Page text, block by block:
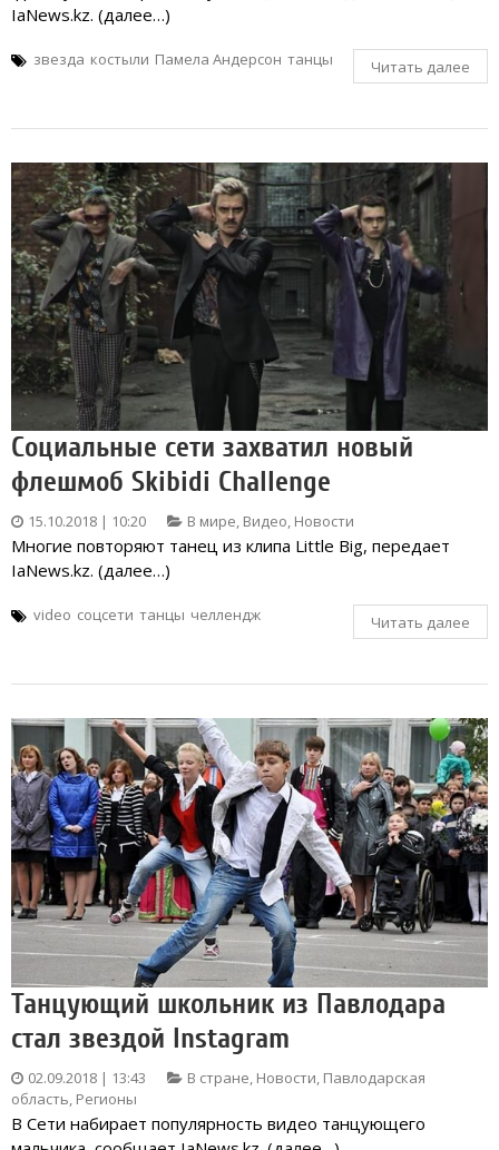
IaNews.kz. (далее…)
звезда костыли Памела Андерсон танцы Читать далее
Социальные сети захватил новый
флешмоб Skibidi Challenge
15.10.2018 | 10:20 В мире, Видео, Новости
Многие повторяют танец из клипа Little Big, передает
IaNews.kz. (далее…)
video соцсети танцы челлендж Читать далее
Танцующий школьник из Павлодара
стал звездой Instagram
02.09.2018 | 13:43 В стране, Новости, Павлодарская
область, Регионы
В Сети набирает популярность видео танцующего